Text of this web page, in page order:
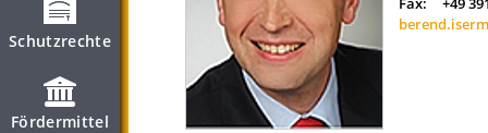
Schutzrechte
Fördermittel